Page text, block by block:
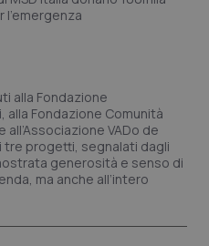
alla Fondazione
alla Fondazione Comunità
VADo de
tre progetti, segnalati dagli
generosità e senso di
ma anche all’intero